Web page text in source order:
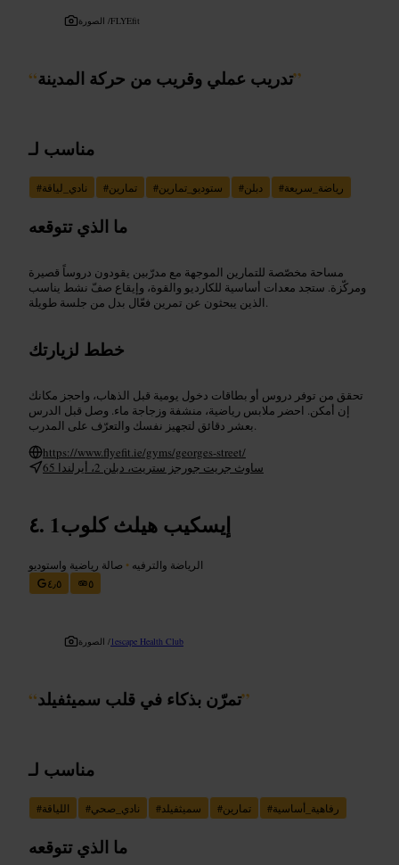
الصورة /FLYEfit
“تدريب عملي وقريب من حركة المدينة”
مناسب لـ
#نادي_لياقة #تمارين #ستوديو_تمارين #دبلن #رياضة_سريعة
ما الذي تتوقعه
مساحة مخصّصة للتمارين الموجهة مع مدرّبين يقودون دروساً قصيرة
ومركّزة. ستجد معدات أساسية للكارديو والقوة، وإيقاع صفّ نشط يناسب
الذين يبحثون عن تمرين فعّال بدل من جلسة طويلة.
خطط لزيارتك
تحقق من توفر دروس أو بطاقات دخول يومية قبل الذهاب، واحجز مكانك
إن أمكن. احضر ملابس رياضية، منشفة وزجاجة ماء. وصل قبل الدرس
بعشر دقائق لتجهيز نفسك والتعرّف على المدرب.
https://www.flyefit.ie/gyms/georges-street/
65 ساوث جريت جورجز ستريت، دبلن 2، أيرلندا
1إيسكيب هيلث كلوب
الرياضة والترفيه • صالة رياضية واستوديو
٤٫٥
٥
الصورة /1escape Health Club
“تمرّن بذكاء في قلب سميثفيلد”
مناسب لـ
#اللياقة #نادي_صحي #سميثفيلد #تمارين #رفاهية_أساسية
ما الذي تتوقعه